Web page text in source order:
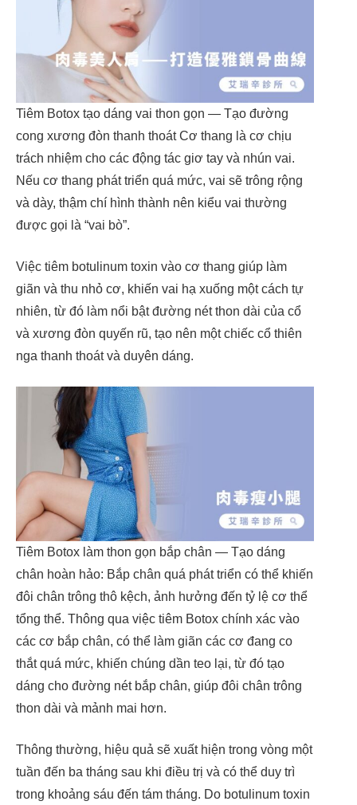
Tiêm Botox tạo dáng vai thon gọn — Tạo đường
cong xương đòn thanh thoát Cơ thang là cơ chịu
trách nhiệm cho các động tác giơ tay và nhún vai.
Nếu cơ thang phát triển quá mức, vai sẽ trông rộng
và dày, thậm chí hình thành nên kiểu vai thường
được gọi là “vai bò”.
Việc tiêm botulinum toxin vào cơ thang giúp làm
giãn và thu nhỏ cơ, khiến vai hạ xuống một cách tự
nhiên, từ đó làm nổi bật đường nét thon dài của cổ
và xương đòn quyến rũ, tạo nên một chiếc cổ thiên
nga thanh thoát và duyên dáng.
Tiêm Botox làm thon gọn bắp chân — Tạo dáng
chân hoàn hảo: Bắp chân quá phát triển có thể khiến
đôi chân trông thô kệch, ảnh hưởng đến tỷ lệ cơ thể
tổng thể. Thông qua việc tiêm Botox chính xác vào
các cơ bắp chân, có thể làm giãn các cơ đang co
thắt quá mức, khiến chúng dần teo lại, từ đó tạo
dáng cho đường nét bắp chân, giúp đôi chân trông
thon dài và mảnh mai hơn.
Thông thường, hiệu quả sẽ xuất hiện trong vòng một
tuần đến ba tháng sau khi điều trị và có thể duy trì
trong khoảng sáu đến tám tháng. Do botulinum toxin